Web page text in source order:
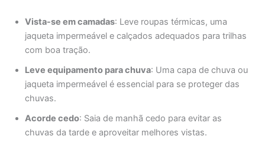
Vista-se em camadas: Leve roupas térmicas, uma
jaqueta impermeável e calçados adequados para trilhas
com boa tração.
Leve equipamento para chuva: Uma capa de chuva ou
jaqueta impermeável é essencial para se proteger das
chuvas.
Acorde cedo: Saia de manhã cedo para evitar as
chuvas da tarde e aproveitar melhores vistas.